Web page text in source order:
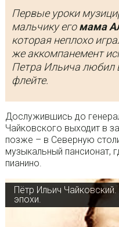
Первые уроки
мальчику егомама
которая неплохо
же аккомпанемент
Петра Ильича любил
флейте.
Дослужившись до
Чайковского выходит в
позже – в Северную
музыкальный пансионат,
пианино.
Пётр Ильич
эпохи.